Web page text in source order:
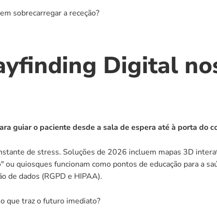
sobrecarregar a receção?
Digital
guiar o paciente desde a sala de espera até à porta do
de stress. Soluções de 2026 incluem mapas 3D
quiosques funcionam como pontos de educação para a
de dados (RGPD e HIPAA).
que traz o futuro imediato?